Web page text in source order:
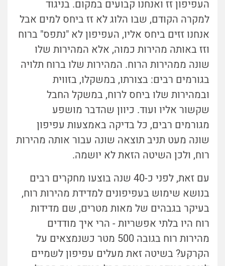
העפיפון זז ואנחנו קבועים במקום. בניגוד
למקרה הקודם, שבו הלוג לא זז ביחס למים אבל
אנחנו זזים ביחס אליו, העפיפון לא "נתפס" ברוח
וזז באותה מהירות כמוה, אלא המהירות שלו
שונה ממהירות הרוח. המהירות שלו ברוח תלויה
בגורמים רבים: בצורתו, במשקלו, בזווית
ובמהירות שלו ביחס לרוח, במשקל החבל
שקשור אליו ועוד. כיוון שהדבר מושפע
מגורמים רבים, כל בדיקה באמצעות עפיפון
שונה מעט תניב תוצאה שונה עבור אותה מהירות
רוח, ולכן השיטה הזאת לא יושמה.
עם זאת, לפני כ-40 שנה בוצעו מחקרים רבים
בנושא שימוש בעפיפונים למדידת מהירות רוח,
בעיקר בגבהים של מאות מטרים, שם מדידות
רוח היו בלתי אפשריות - הרי איך מודדים
מהירות רוח בגובה 500 מטר כשנמצאים על
הקרקע? בשיטה זאת מעלים עפיפון לשמיים